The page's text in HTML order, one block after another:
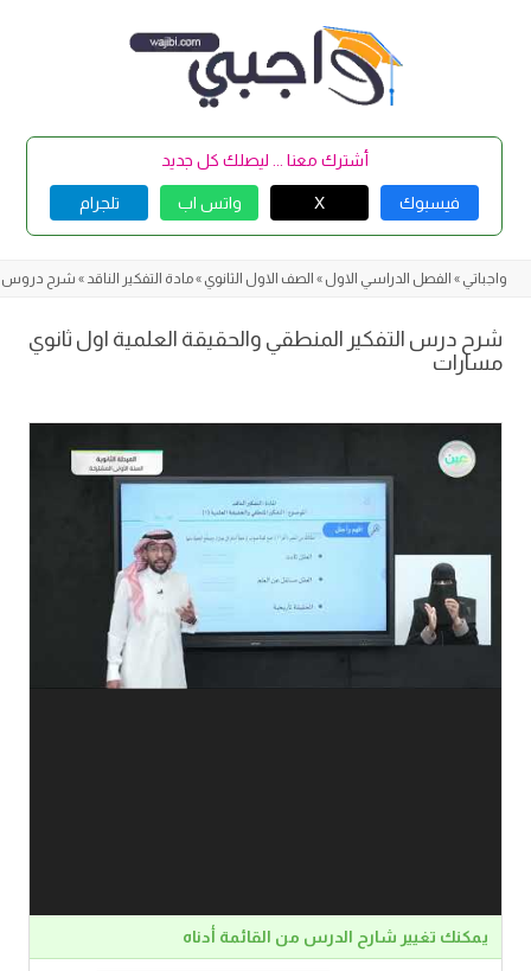
أشترك معنا ... ليصلك كل جديد
فيسبوك X واتس اب تلجرام
واجباتي » الفصل الدراسي الاول » الصف الاول الثانوي »مادة التفكير الناقد » شرح دروس
شرح درس التفكير المنطقي والحقيقة العلمية اول ثانوي
مسارات
يمكنك تغيير شارح الدرس من القائمة أدناه